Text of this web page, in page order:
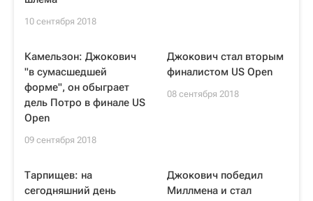
10 сентября 2018
Камельзон: Джокович
"в сумасшедшей
форме", он обыграет
дель Потро в финале US
Open
09 сентября 2018
Джокович стал вторым
финалистом US Open
08 сентября 2018
Тарпищев: на
сегодняшний день
Джокович победил
Миллмена и стал